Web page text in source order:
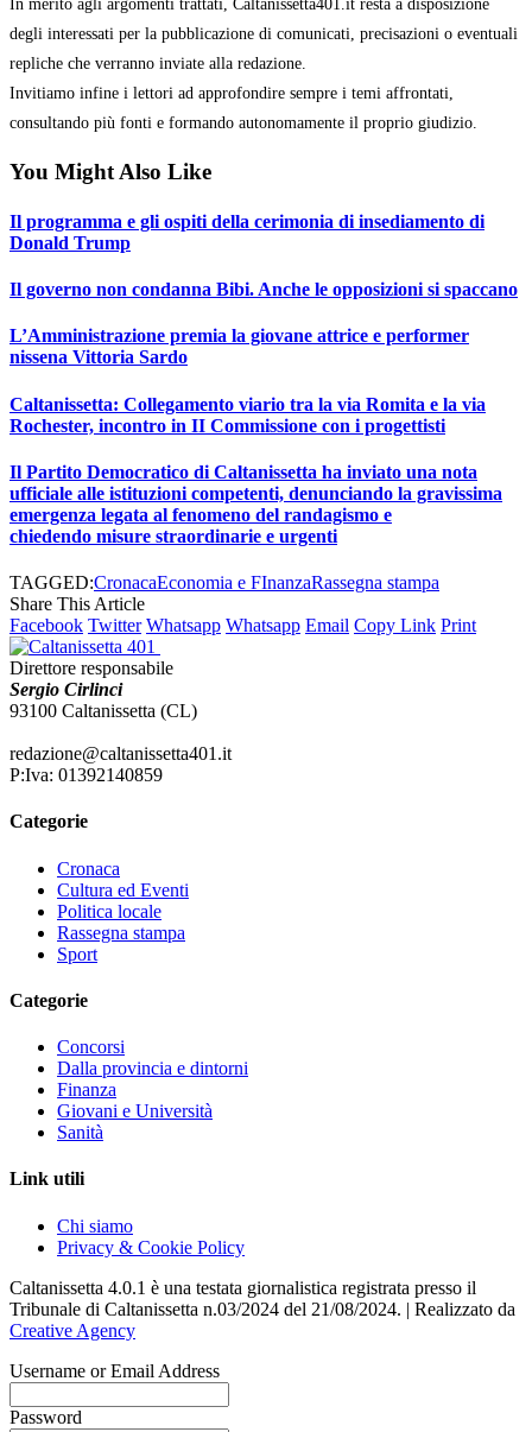
In merito agli argomenti trattati, Caltanissetta401.it resta a disposizione
degli interessati per la pubblicazione di comunicati, precisazioni o eventuali
repliche che verranno inviate alla redazione.
Invitiamo infine i lettori ad approfondire sempre i temi affrontati,
consultando più fonti e formando autonomamente il proprio giudizio.
You Might Also Like
Il programma e gli ospiti della cerimonia di insediamento di
Donald Trump
Il governo non condanna Bibi. Anche le opposizioni si spaccano
L’Amministrazione premia la giovane attrice e performer
nissena Vittoria Sardo
Caltanissetta: Collegamento viario tra la via Romita e la via
Rochester, incontro in II Commissione con i progettisti
Il Partito Democratico di Caltanissetta ha inviato una nota
ufficiale alle istituzioni competenti, denunciando la gravissima
emergenza legata al fenomeno del randagismo e
chiedendo misure straordinarie e urgenti
TAGGED:CronacaEconomia e FInanzaRassegna stampa
Share This Article
Facebook Twitter Whatsapp Whatsapp Email Copy Link Print
Direttore responsabile
Sergio Cirlinci
93100 Caltanissetta (CL)
redazione@caltanissetta401.it
P:Iva: 01392140859
Categorie
Cronaca
Cultura ed Eventi
Politica locale
Rassegna stampa
Sport
Categorie
Concorsi
Dalla provincia e dintorni
Finanza
Giovani e Università
Sanità
Link utili
Chi siamo
Privacy & Cookie Policy
Caltanissetta 4.0.1 è una testata giornalistica registrata presso il
Tribunale di Caltanissetta n.03/2024 del 21/08/2024. | Realizzato da
Creative Agency
Username or Email Address
Password